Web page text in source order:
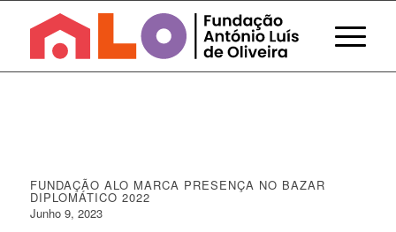
FUNDAÇÃO ALO MARCA PRESENÇA NO BAZAR
DIPLOMÁTICO 2022
Junho 9, 2023